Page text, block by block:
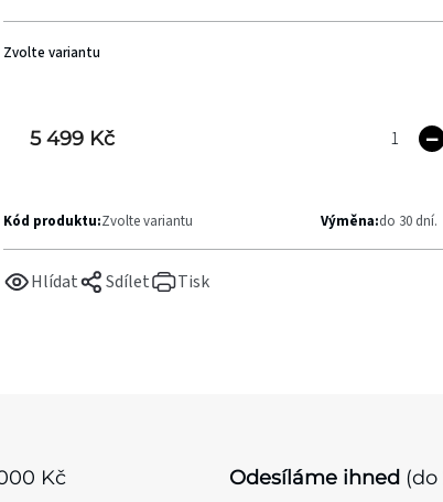
Tisk
Hlídat Sdílet
5 499 Kč
Zvolte variantu
Kód produktu:Zvolte variantu Výměna:do 30 dní.
Kč Odesíláme ihned (do